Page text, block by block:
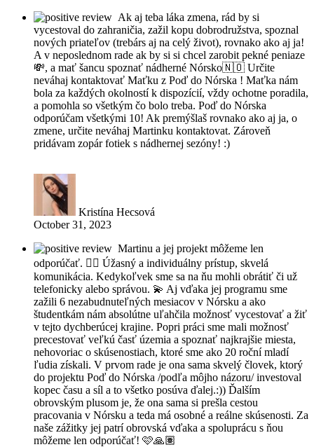
Ak aj teba láka zmena, rád by si
vycestoval do zahraničia, zažil kopu dobrodružstva, spoznal
nových priateľov (trebárs aj na celý život), rovnako ako aj ja!
A v neposlednom rade ak by si si chcel zarobit pekné peniaze
💸, a mať šancu spoznať nádherné Nórsko🇳🇴 Určite
neváhaj kontaktovať Maťku z Poď do Nórska ! Maťka nám
bola za každých okolností k dispozícií, vždy ochotne poradila,
a pomohla so všetkým čo bolo treba. Poď do Nórska
odporúčam všetkými 10! Ak premýšlaš rovnako ako aj ja, o
zmene, určite neváhaj Martinku kontaktovat. Zároveň
pridávam zopár fotiek s nádhernej sezóny! :)
Kristína Hecsová
October 31, 2023
Martinu a jej projekt môžeme len
odporúčať. 👍🏽 Úžasný a individuálny prístup, skvelá
komunikácia. Kedykoľvek sme sa na ňu mohli obrátiť či už
telefonicky alebo správou. 💫 Aj vďaka jej programu sme
zažili 6 nezabudnuteľných mesiacov v Nórsku a ako
študentkám nám absolútne uľahčila možnosť vycestovať a žiť
v tejto dychberúcej krajine. Popri práci sme mali možnosť
precestovať veľkú časť územia a spoznať najkrajšie miesta,
nehovoriac o skúsenostiach, ktoré sme ako 20 roční mladí
ľudia získali. V prvom rade je ona sama skvelý človek, ktorý
do projektu Poď do Nórska /podľa môjho názoru/ investoval
kopec času a síl a to všetko posúva ďalej.:)) Ďalším
obrovským plusom je, že ona sama si prešla cestou
pracovania v Nórsku a teda má osobné a reálne skúsenosti. Za
naše zážitky jej patrí obrovská vďaka a spoluprácu s ňou
môžeme len odporúčať! 🩷🙏🏽